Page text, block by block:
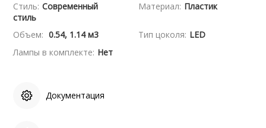
Стиль: Современный
стиль
Материал: Пластик
Объем: 0.54, 1.14 м3 Тип цоколя: LED
Лампы в комплекте: Нет
Документация